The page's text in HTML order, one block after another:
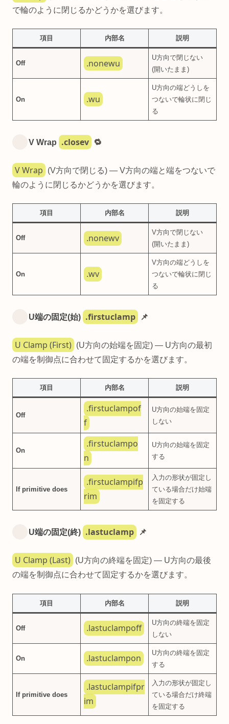
で輪のように閉じるかどうかを選びます。
項目 内部名 説明
Off .nonewu
U方向で閉じない
(開いたまま)
On .wu
U方向の端どうしを
つないで輪状に閉じ
る
V Wrap .closev 🔁
V Wrap
(V方向で閉じる) — V方向の端と端をつないで
輪のように閉じるかどうかを選びます。
項目 内部名 説明
Off .nonewv
V方向で閉じない
(開いたまま)
On .wv
V方向の端どうしを
つないで輪状に閉じ
る
U端の固定(始) .firstuclamp 📌
U Clamp (First)
(U方向の始端を固定) — U方向の最初
の端を制御点に合わせて固定するかを選びます。
項目 内部名 説明
Off
.firstuclampof
f
U方向の始端を固定
しない
On
.firstuclampo
n
U方向の始端を固定
する
If primitive does
.firstuclampifp
rim
入力の形状が固定し
ている場合だけ始端
を固定する
U端の固定(終) .lastuclamp 📌
U Clamp (Last)
(U方向の終端を固定) — U方向の最後
の端を制御点に合わせて固定するかを選びます。
項目 内部名 説明
Off .lastuclampoff
U方向の終端を固定
しない
On .lastuclampon
U方向の終端を固定
する
If primitive does
.lastuclampifpr
im
入力の形状が固定し
ている場合だけ終端
を固定する